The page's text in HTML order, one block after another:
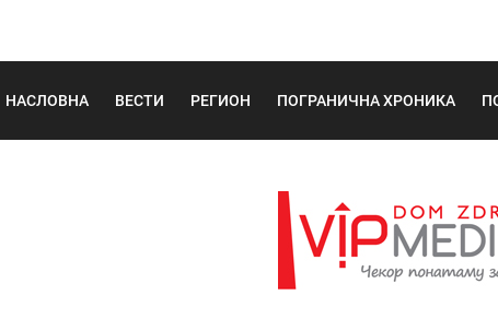
НАСЛОВНА ВЕСТИ РЕГИОН ПОГРАНИЧНА ХРОНИКА